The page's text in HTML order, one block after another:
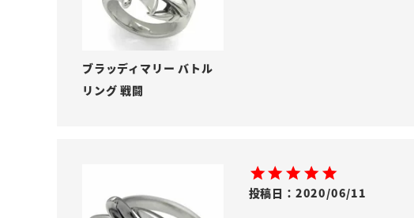
ブラッディマリー バトル
リング 戦闘
投稿日 2020/06/11